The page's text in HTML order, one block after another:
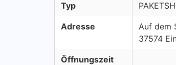
Typ
Adresse
Auf dem
37574
Öffnungszeit